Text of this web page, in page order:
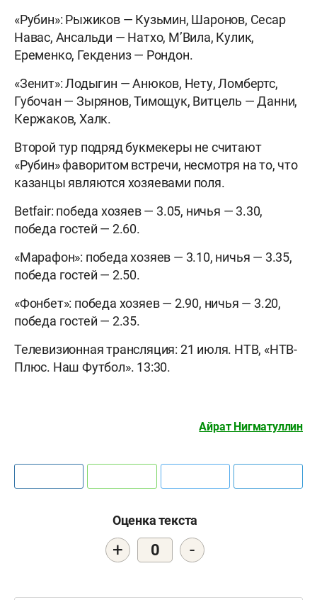
«Рубин»: Рыжиков — Кузьмин, Шаронов, Сесар
Навас, Ансальди — Натхо, М’Вила, Кулик,
Еременко, Гекдениз — Рондон.
«Зенит»: Лодыгин — Анюков, Нету, Ломбертс,
Губочан — Зырянов, Тимощук, Витцель — Данни,
Кержаков, Халк.
Второй тур подряд букмекеры не считают
«Рубин» фаворитом встречи, несмотря на то, что
казанцы являются хозяевами поля.
Betfair: победа хозяев — 3.05, ничья — 3.30,
победа гостей — 2.60.
«Марафон»: победа хозяев — 3.10, ничья — 3.35,
победа гостей — 2.50.
«Фонбет»: победа хозяев — 2.90, ничья — 3.20,
победа гостей — 2.35.
Телевизионная трансляция: 21 июля. НТВ, «НТВ-
Плюс. Наш Футбол». 13:30.
Айрат Нигматуллин
Оценка текста
+ 0 -